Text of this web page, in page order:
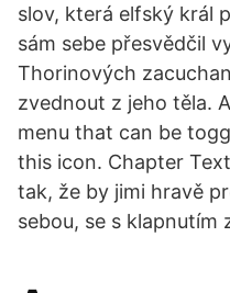
slov, která elfský král
sám sebe přesvědčil
Thorinových
zvednout z jeho těla.
menu that can be
this icon. Chapter
tak, že by jimi hravě
sebou, se s klapnutím